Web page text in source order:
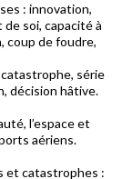
: innovation,
soi, capacité à
coup de foudre,
série
décision hâtive.
l’espace et
aériens.
et catastrophes :